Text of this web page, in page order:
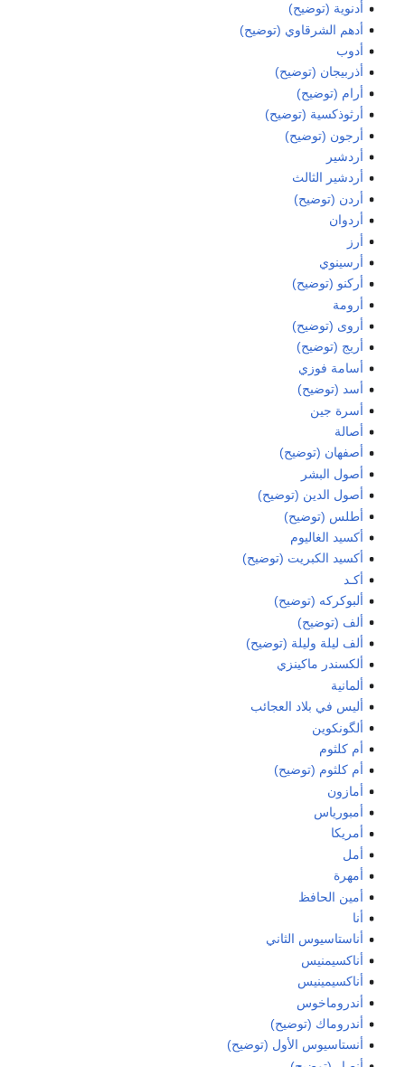
أدنوية (توضيح)
أدهم الشرقاوي (توضيح)
أدوب
أذربيجان (توضيح)
أرام (توضيح)
أرثوذكسية (توضيح)
أرجون (توضيح)
أردشير
أردشير الثالث
أردن (توضيح)
أردوان
أرز
أرسينوي
أركنو (توضيح)
أرومة
أروى (توضيح)
أريج (توضيح)
أسامة فوزي
أسد (توضيح)
أسرة جين
أصالة
أصفهان (توضيح)
أصول البشر
أصول الدين (توضيح)
أطلس (توضيح)
أكسيد الغاليوم
أكسيد الكبريت (توضيح)
أكـد
ألبوكركه (توضيح)
ألف (توضيح)
ألف ليلة وليلة (توضيح)
ألكسندر ماكينزي
ألمانية
أليس في بلاد العجائب
ألگونكوين
أم كلثوم
أم كلثوم (توضيح)
أمازون
أمبورياس
أمريكا
أمل
أمهرة
أمين الحافظ
أنا
أناستاسيوس الثاني
أناكسيمنيس
أناكسيمينيس
أندروماخوس
أندروماك (توضيح)
أنستاسيوس الأول (توضيح)